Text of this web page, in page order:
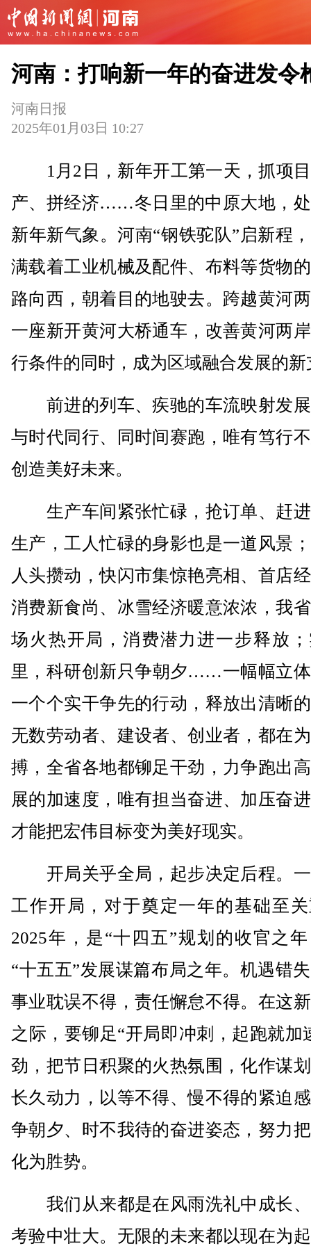
河南：打响新一年的奋进发令
河南日报
2025年01月03日 10:27
1月2日，新年开工第一天，抓项
产、拼经济……冬日里的中原大地，
新年新气象。河南“钢铁驼队”启新程
满载着工业机械及配件、布料等货物
路向西，朝着目的地驶去。跨越黄河
一座新开黄河大桥通车，改善黄河两
行条件的同时，成为区域融合发展的新
前进的列车、疾驰的车流映射发
与时代同行、同时间赛跑，唯有笃行
创造美好未来。
生产车间紧张忙碌，抢订单、赶
生产，工人忙碌的身影也是一道风景
人头攒动，快闪市集惊艳亮相、首店
消费新食尚、冰雪经济暖意浓浓，我
场火热开局，消费潜力进一步释放
里，科研创新只争朝夕……一幅幅立
一个个实干争先的行动，释放出清晰
无数劳动者、建设者、创业者，都在
搏，全省各地都铆足干劲，力争跑出
展的加速度，唯有担当奋进、加压奋
才能把宏伟目标变为美好现实。
开局关乎全局，起步决定后程。
工作开局，对于奠定一年的基础至
2025年，是“十四五”规划的收官之
“十五五”发展谋篇布局之年。机遇错
事业耽误不得，责任懈怠不得。在这
之际，要铆足“开局即冲刺，起跑就加
劲，把节日积聚的火热氛围，化作谋
长久动力，以等不得、慢不得的紧迫
争朝夕、时不我待的奋进姿态，努力
化为胜势。
我们从来都是在风雨洗礼中成长
考验中壮大。无限的未来都以现在为